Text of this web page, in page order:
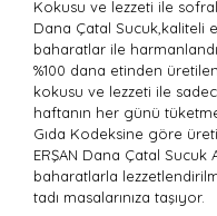
Kokusu ve lezzeti ile
Dana Çatal Sucuk, kaliteli
baharatlar ile
%100 dana etinden üretilen
kokusu ve lezzeti ile
haftanın her günü
Gıda Kodeksine göre
ERŞAN Dana Çatal Sucuk
baharatlarla
tadı masalarınıza taşıyor.